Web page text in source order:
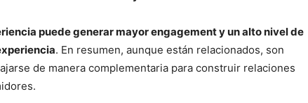
puede generar mayor engagement y un alto nivel de
. En resumen, aunque están relacionados, son
de manera complementaria para construir relaciones